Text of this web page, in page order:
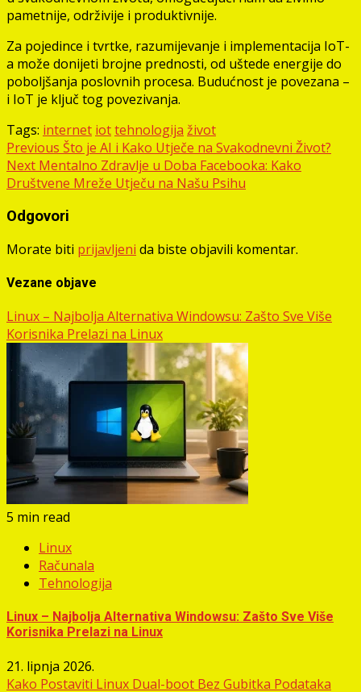
pametnije, održivije i produktivnije.
Za pojedince i tvrtke, razumijevanje i implementacija IoT-
a može donijeti brojne prednosti, od uštede energije do
poboljšanja poslovnih procesa. Budućnost je povezana –
i IoT je ključ tog povezivanja.
Tags: internet iottehnologija život
Post
navigation
Previous Što je AI i Kako Utječe na Svakodnevni Život?
Next Mentalno Zdravlje u Doba Facebooka: Kako
Društvene Mreže Utječu na Našu Psihu
Odgovori
Morate biti prijavljeni da biste objavili komentar.
Vezane objave
Linux – Najbolja Alternativa Windowsu: Zašto Sve Više
Korisnika Prelazi na Linux
5 min read
Linux
Računala
Tehnologija
Linux – Najbolja Alternativa Windowsu: Zašto Sve Više
Korisnika Prelazi na Linux
21. lipnja 2026.
Kako Postaviti Linux Dual-boot Bez Gubitka Podataka